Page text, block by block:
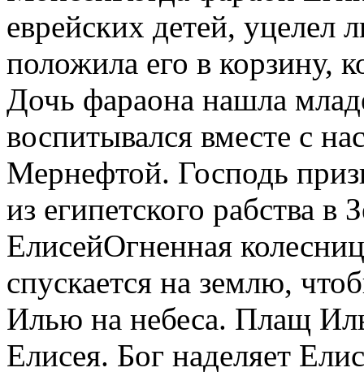
еврейских детей,
положила его в корзину,
Дочь фараона нашла
воспитывался вместе с
Мернефтой. Господь
из египетского рабства
ЕлисейОгненная
спускается на землю,
Илью на небеса. Плащ
Елисея. Бог наделяет